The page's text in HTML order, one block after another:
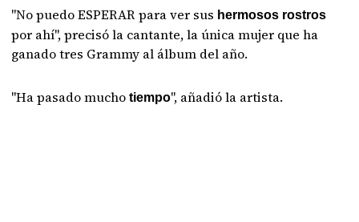
"No puedo ESPERAR para ver sus hermosos rostros
por ahí", precisó la cantante, la única mujer que ha
ganado tres Grammy al álbum del año.
"Ha pasado muchotiempo", añadió la artista.